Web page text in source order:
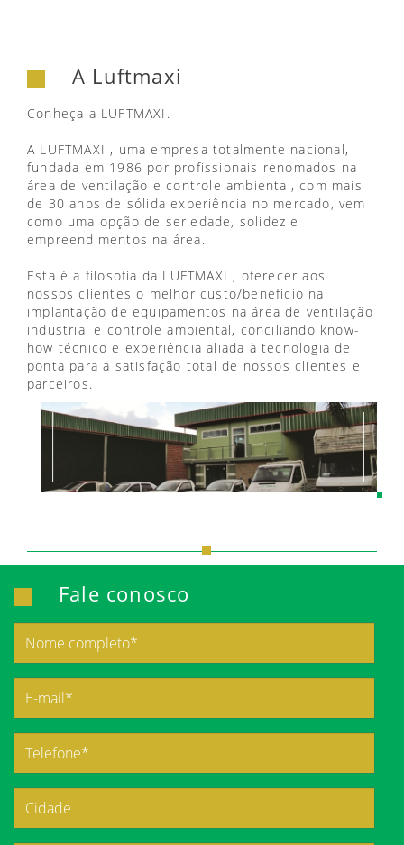
A Luftmaxi
Conheça a LUFTMAXI.
A LUFTMAXI , uma empresa totalmente nacional,
fundada em 1986 por profissionais renomados na
área de ventilação e controle ambiental, com mais
de 30 anos de sólida experiência no mercado, vem
como uma opção de seriedade, solidez e
empreendimentos na área.
Esta é a filosofia da LUFTMAXI , oferecer aos
nossos clientes o melhor custo/beneficio na
implantação de equipamentos na área de ventilação
industrial e controle ambiental, conciliando know-
how técnico e experiência aliada à tecnologia de
ponta para a satisfação total de nossos clientes e
parceiros.
Fale conosco